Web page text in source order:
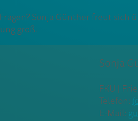
Sonja Günther freut sich
groß.
Sonja
FKU |
Telefon:
E-Mail: